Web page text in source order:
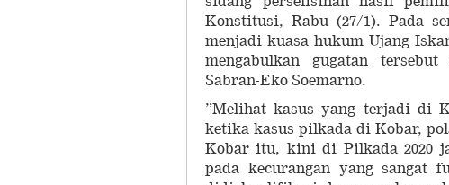
Konstitusi, Rabu (27/1). Pada
menjadi kuasa hukum Ujang
mengabulkan gugatan
Sabran-Eko Soemarno.
”Melihat kasus yang terjadi di
ketika kasus pilkada di Kobar,
Kobar itu, kini di Pilkada 2020
pada kecurangan yang sangat